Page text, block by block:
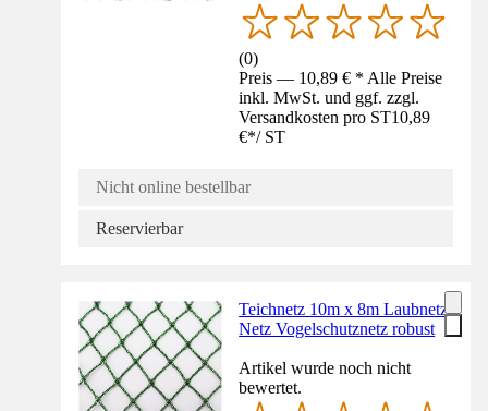
(0)
Preis — 10,89 € * Alle Preise
inkl. MwSt. und ggf. zzgl.
Versandkosten pro ST10,89
€*/ ST
Nicht online bestellbar
Reservierbar
Teichnetz 10m x 8m Laubnetz
Netz Vogelschutznetz robust
Artikel wurde noch nicht
bewertet.